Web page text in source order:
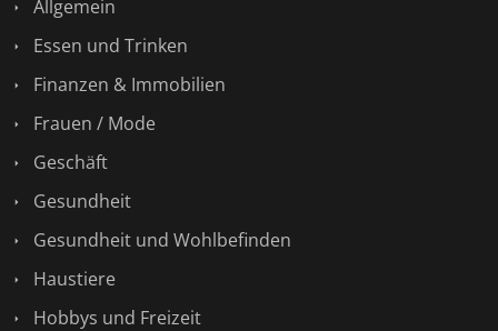
Allgemein
Essen und Trinken
Finanzen & Immobilien
Frauen / Mode
Geschäft
Gesundheit
Gesundheit und Wohlbefinden
Haustiere
Hobbys und Freizeit